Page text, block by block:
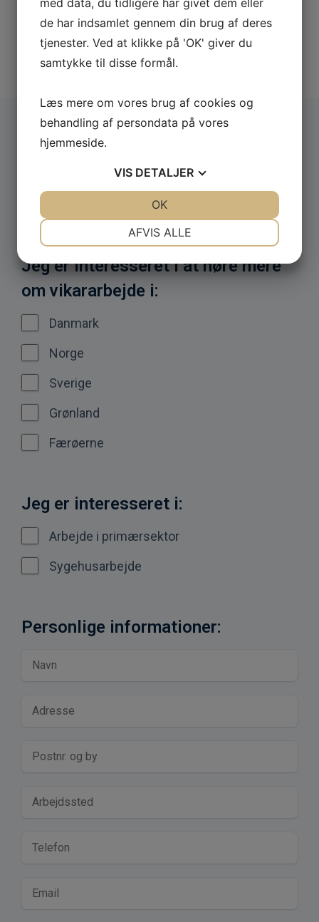
åbningstider på tlf.+45 79 14 11 00eller skriv en
mail til os påinfo@vikteam.dk. Vi glæder os til at
hjælpe dig tættere på dit drømmejob.
Udfyld et interessekort til et
og faste jobs
Jeg er interesseret i at høre mere
om vikararbejde i:
Danmark
Norge
Sverige
Grønland
Færøerne
Jeg er interesseret i:
Arbejde i primærsektor
Sygehusarbejde
Personlige informationer:
med data, du tidligere har givet dem eller
de har indsamlet gennem din brug af deres
tjenester. Ved at klikke på 'OK' giver du
samtykke til disse formål.
Læs mere om vores brug af cookies og
behandling af persondata på vores
hjemmeside.
VIS DETALJER
STATISTIK
AFVIS ALLE
OK